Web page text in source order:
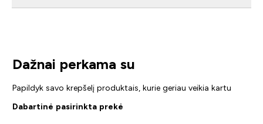
Dažnai perkama su
Papildyk savo krepšelį produktais, kurie geriau veikia kartu
Dabartinė pasirinkta prekė